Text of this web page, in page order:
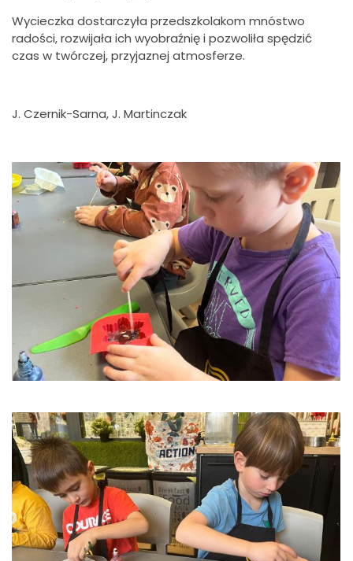
Wycieczka dostarczyła przedszkolakom mnóstwo
radości, rozwijała ich wyobraźnię i pozwoliła spędzić
czas w twórczej, przyjaznej atmosferze.
J. Czernik-Sarna, J. Martinczak